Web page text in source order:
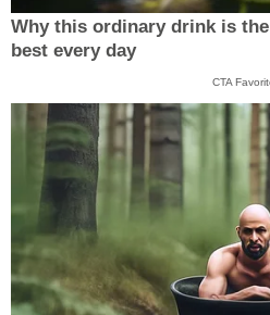
Why this ordinary drink is
best every day
CTA